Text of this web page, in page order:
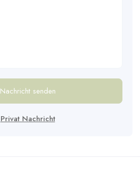
Nachricht senden
Privat Nachricht